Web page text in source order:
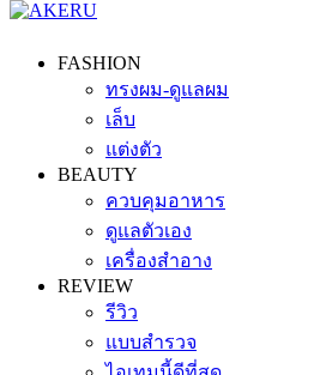
FASHION
ทรงผม-ดูแลผม
เล็บ
แต่งตัว
BEAUTY
ควบคุมอาหาร
ดูแลตัวเอง
เครื่องสำอาง
REVIEW
รีวิว
แบบสำรวจ